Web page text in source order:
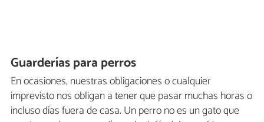
Guarderías para perros
En ocasiones, nuestras obligaciones o cualquier
imprevisto nos obligan a tener que pasar muchas horas o
incluso días fuera de casa. Un perro no es un gato que